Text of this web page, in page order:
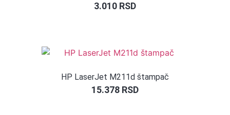
3.010 RSD
HP LaserJet M211d štampač
15.378 RSD